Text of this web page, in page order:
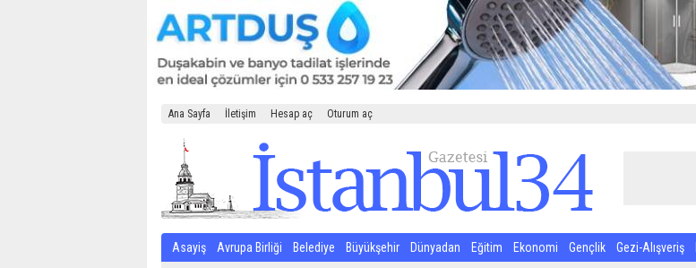
Ana Sayfa İletişim Hesap aç Oturum aç
Asayiş Avrupa Birliği Belediye Büyükşehir Dünyadan Eğitim Ekonomi Gençlik Gezi-Alışveriş